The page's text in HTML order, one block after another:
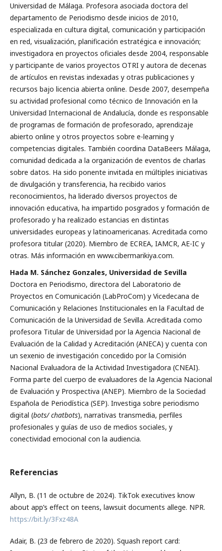
Universidad de Málaga. Profesora asociada doctora del
departamento de Periodismo desde inicios de 2010,
especializada en cultura digital, comunicación y participación
en red, visualización, planificación estratégica e innovación;
investigadora en proyectos oficiales desde 2004, responsable
y participante de varios proyectos OTRI y autora de decenas
de artículos en revistas indexadas y otras publicaciones y
recursos bajo licencia abierta online. Desde 2007, desempeña
su actividad profesional como técnico de Innovación en la
Universidad Internacional de Andalucía, donde es responsable
de programas de formación de profesorado, aprendizaje
abierto online y otros proyectos sobre e-learning y
competencias digitales. También coordina DataBeers Málaga,
comunidad dedicada a la organización de eventos de charlas
sobre datos. Ha sido ponente invitada en múltiples iniciativas
de divulgación y transferencia, ha recibido varios
reconocimientos, ha liderado diversos proyectos de
innovación educativa, ha impartido posgrados y formación de
profesorado y ha realizado estancias en distintas
universidades europeas y latinoamericanas. Acreditada como
profesora titular (2020). Miembro de ECREA, IAMCR, AE-IC y
otras. Más información en www.cibermarikiya.com.
Hada M. Sánchez Gonzales, Universidad de Sevilla
Doctora en Periodismo, directora del Laboratorio de
Proyectos en Comunicación (LabPro­Com) y Vicedecana de
Comunicación y Relaciones Institucionales en la Facultad de
Comunicación de la Universidad de Sevilla. Acreditada como
profesora Titular de Universidad por la Agencia Nacional de
Evaluación de la Calidad y Acreditación (ANECA) y cuenta con
un sexenio de investigación concedido por la Comisión
Nacional Evaluadora de la Actividad Investigadora (CNEAI).
Forma parte del cuerpo de evaluadores de la Agencia Nacional
de Evaluación y Prospectiva (ANEP). Miembro de la Sociedad
Española de Periodística (SEP). Investiga sobre periodismo
digital (bots/ chatbots), narrativas transmedia, perfiles
profesionales y guías de uso de medios sociales, y
conectividad emocional con la audiencia.
Referencias
Allyn, B. (11 de octubre de 2024). TikTok executives know
about app’s effect on teens, lawsuit documents allege. NPR.
https://bit.ly/3Fxz48A
Adair, B. (23 de febrero de 2020). Squash report card: